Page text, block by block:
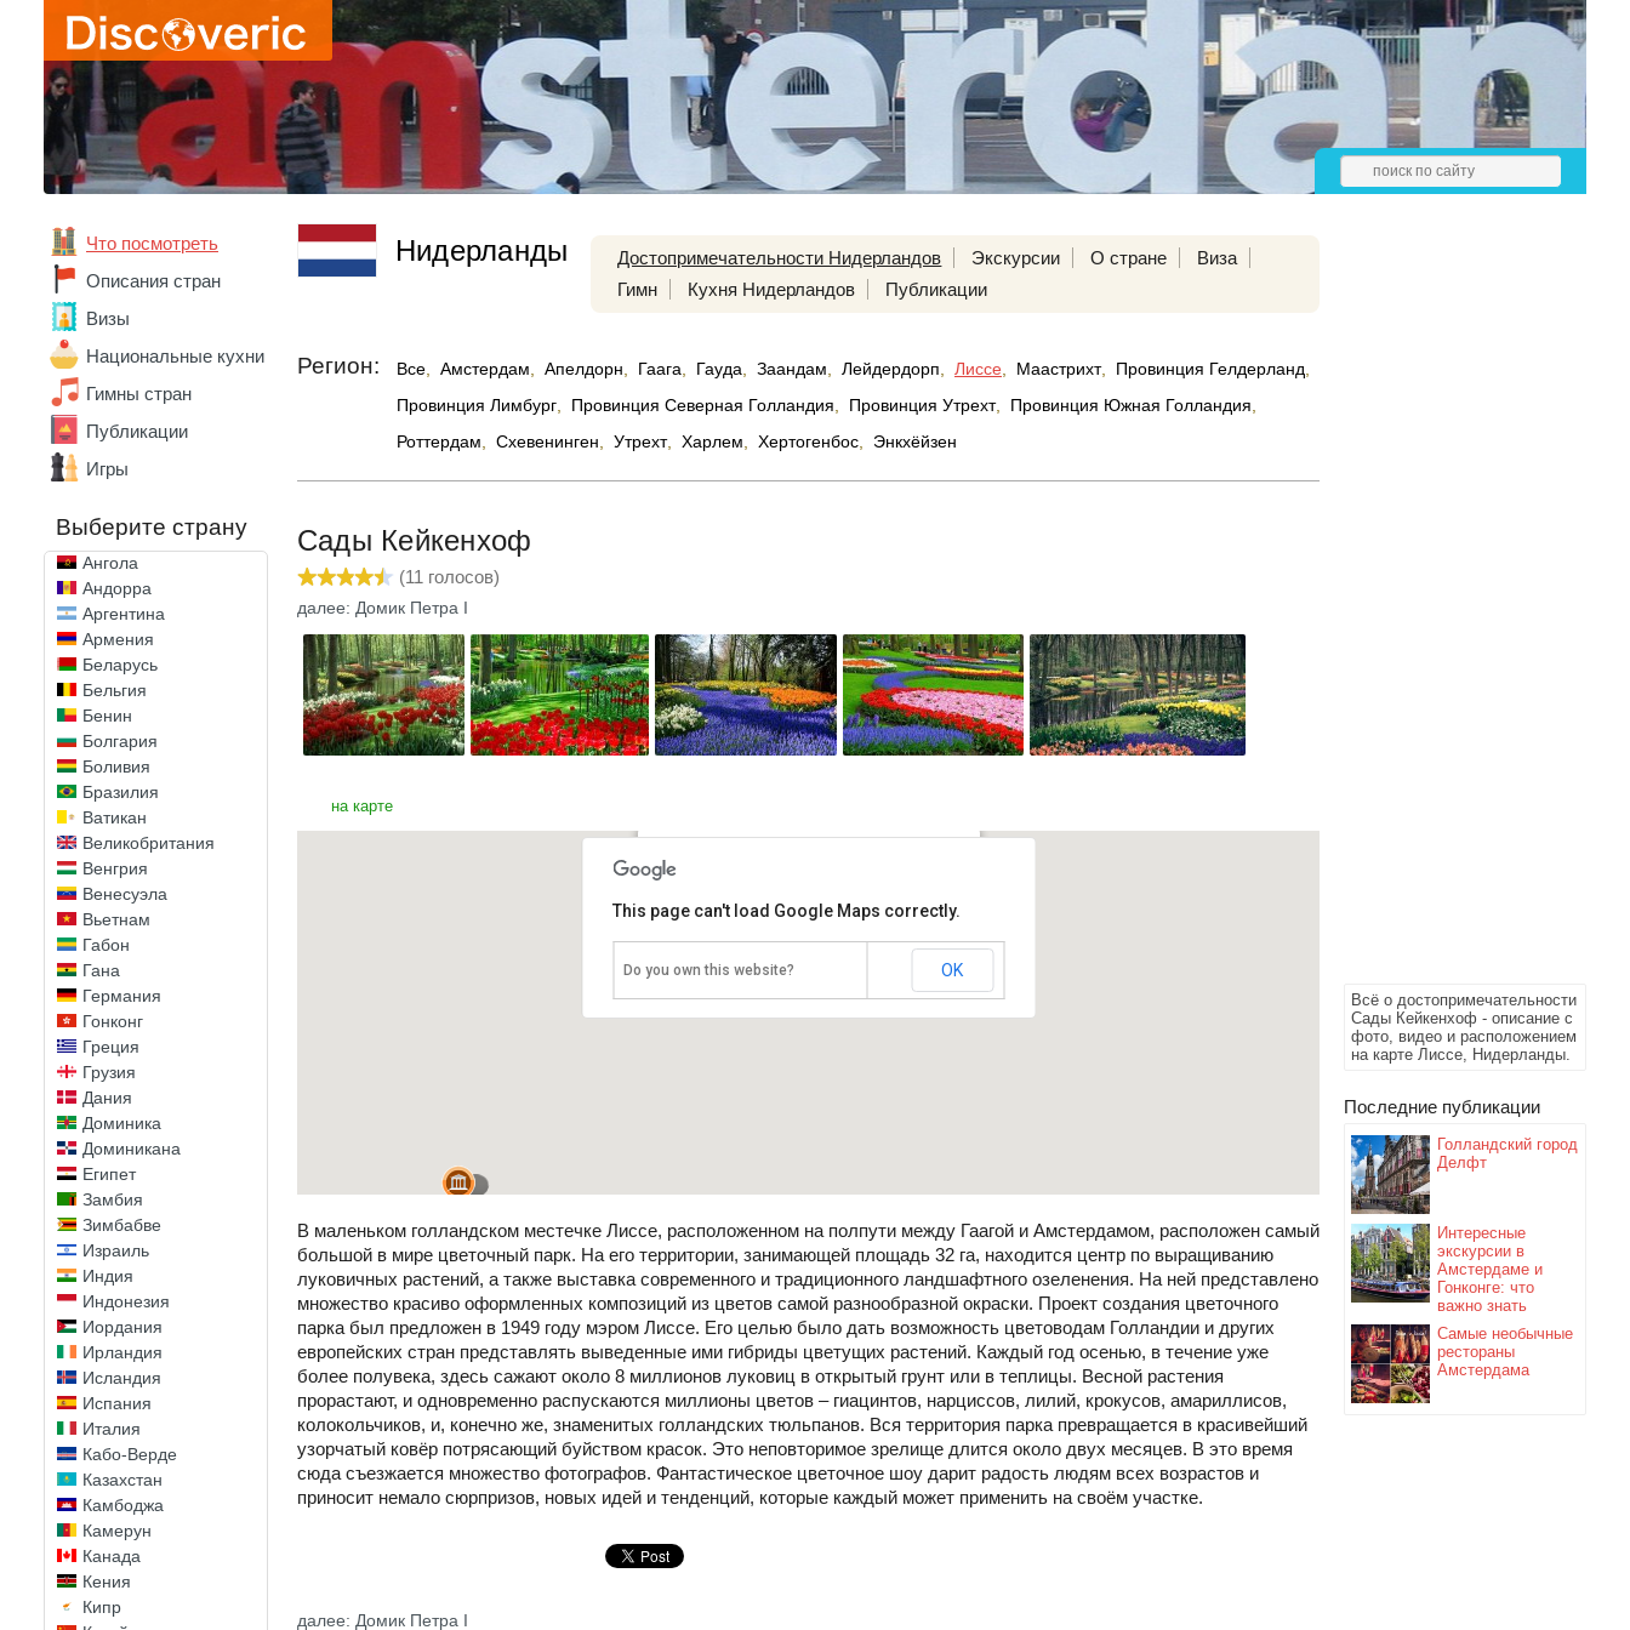
Что посмотреть
Описания стран
Визы
Национальные кухни
Гимны стран
Публикации
Игры
Выберите страну
Абхазия
Австралия
Алжир
Ангола
Андорра
Аргентина
Армения
Беларусь
Бельгия
Бенин
Болгария
Боливия
Бразилия
Ватикан
Великобритания
Венгрия
Венесуэла
Вьетнам
Габон
Гана
Германия
Гонконг
Греция
Грузия
Дания
Доминика
Доминикана
Египет
Замбия
Зимбабве
Израиль
Индия
Индонезия
Иордания
Ирландия
Исландия
Испания
Италия
Кабо-Верде
Казахстан
Камбоджа
Камерун
Канада
Кения
Кипр
Всё о достопримечательности
Сады Кейкенхоф - описание с
фото, видео и расположением
на карте Лиссе, Нидерланды.
Последние публикации
Голландский город
Делфт
Интересные
экскурсии в
Амстердаме и
Гонконге: что
важно знать
Самые необычные
рестораны
Амстердама
Нидерланды Достопримечательности Нидерландов Экскурсии О стране
Виза
Гимн
Кухня Нидерландов Публикации
Регион: Все Амстердам Апелдорн Гаага Гауда Заандам Лейдердорп Лиссе Маастрихт, Провинция Гелдерланд
Провинция Лимбург
Провинция Северная Голландия Провинция Утрехт, Провинция Южная Голландия
Роттердам
Схевенинген Утрехт, Харлем Хертогенбос Энкхёйзен
Сады Кейкенхоф
(11 голосов)
далее: Домик Петра I
на карте
Нидерланды, Лиссе
This page can't load Google Maps correctly.
Do you own this website? OK
В маленьком голландском местечке Лиссе, расположенном на полпути между Гаагой и Амстердамом, расположен самый
большой в мире цветочный парк. На его территории, занимающей площадь 32 га, находится центр по выращиванию
луковичных растений, а также выставка современного и традиционного ландшафтного озеленения. На ней представлено
множество красиво оформленных композиций из цветов самой разнообразной окраски. Проект создания цветочного
парка был предложен в 1949 году мэром Лиссе. Его целью было дать возможность цветоводам Голландии и других
европейских стран представлять выведенные ими гибриды цветущих растений. Каждый год осенью, в течение уже
более полувека, здесь сажают около 8 миллионов луковиц в открытый грунт или в теплицы. Весной растения
прорастают, и одновременно распускаются миллионы цветов – гиацинтов, нарциссов, лилий, крокусов, амариллисов,
колокольчиков, и, конечно же, знаменитых голландских тюльпанов. Вся территория парка превращается в красивейший
узорчатый ковёр потрясающий буйством красок. Это неповторимое зрелище длится около двух месяцев. В это время
сюда съезжается множество фотографов. Фантастическое цветочное шоу дарит радость людям всех возрастов и
приносит немало сюрпризов, новых идей и тенденций, которые каждый может применить на своём участке.
далее: Домик Петра I